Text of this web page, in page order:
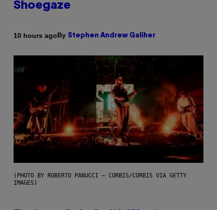
Shoegaze
10 hours agoBy Stephen Andrew Galiher
(PHOTO BY ROBERTO PANUCCI – CORBIS/CORBIS VIA GETTY
IMAGES)